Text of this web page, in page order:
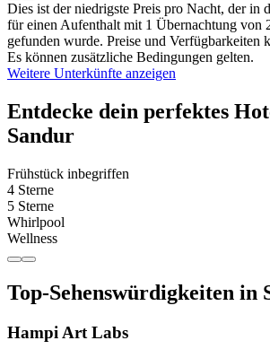
Dies ist der niedrigste Preis pro Nacht, der in
für einen Aufenthalt mit 1 Übernachtung von
gefunden wurde. Preise und Verfügbarkeiten
Es können zusätzliche Bedingungen gelten.
Weitere Unterkünfte anzeigen
Entdecke dein perfektes
Sandur
Frühstück inbegriffen
4 Sterne
5 Sterne
Whirlpool
Wellness
Top-Sehenswürdigkeiten in
Hampi Art Labs